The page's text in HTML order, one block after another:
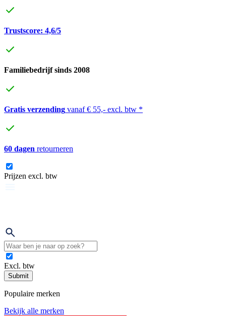
Trustscore: 4,6/5
Familiebedrijf sinds 2008
Gratis verzending vanaf € 55,- excl. btw *
60 dagen retourneren
Prijzen excl. btw
Excl. btw
Submit
Populaire merken
Bekijk alle merken